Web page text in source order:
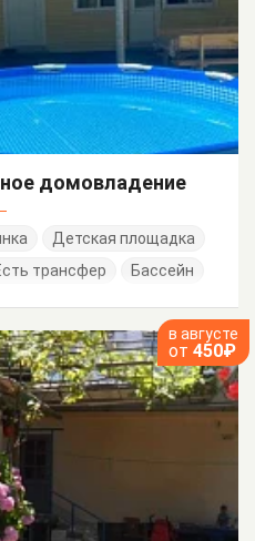
домовладение
Детская площадка
трансфер Бассейн
в августе
от 450₽